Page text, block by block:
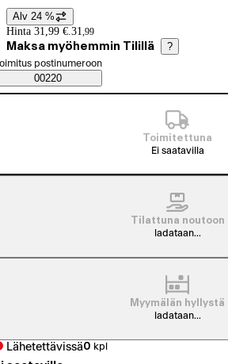
Hintatiedot
Alv 24 %
Hinta 31,99 €. 31 ,99
Maksa myöhemmin Tilillä ?
Saatavuustiedot
tilaustapa
postinumeroon
00220
Toimitettuna
Ei saatavilla
Tilattuna noutoon
ladataan...
Myymälän hyllystä
ladataan...
Lähetettävissä0 kpl